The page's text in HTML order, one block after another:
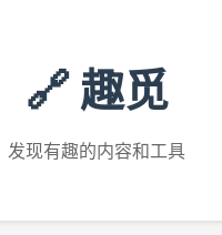
🔗 趣觅
发现有趣的内容和工具